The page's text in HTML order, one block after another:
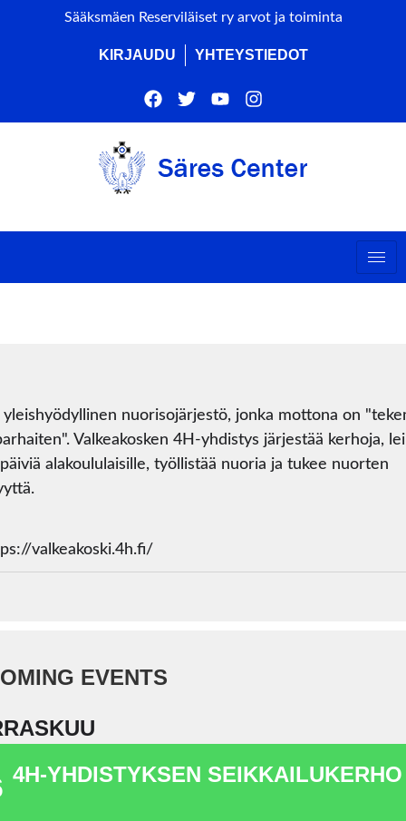
Sääksmäen Reserviläiset ry arvot ja toiminta
KIRJAUDU YHTEYSTIEDOT
nuorisojärjestö, jonka mottona on
Valkeakosken 4H-yhdistys järjestää kerhoja,
alakoululaisille, työllistää nuoria ja tukee nuorten
valkeakoski.4h.fi/
EVENTS
4H-YHDISTYKSEN SEIKKAILUKERHO